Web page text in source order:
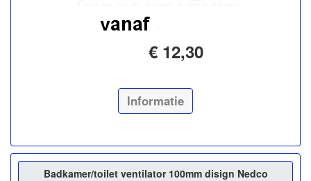
€ 12,30
Informatie
Badkamer/toilet ventilator 100mm disign Nedco